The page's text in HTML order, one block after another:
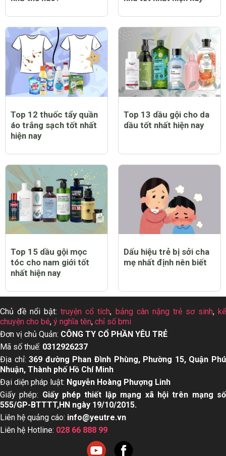
Top 12 thuốc tẩy quần
áo trắng sạch tốt nhất
hiện nay
Top 13 dầu gội cho da
dầu tốt nhất hiện nay
Top 15 dầu gội mọc
tóc cho nam giới tốt
nhất hiện nay
Dấu hiệu trẻ bị sởi cha
mẹ nhất định nên biết
Chủ đề nổi bật:truyện cổ tích, bảng cân nặng trẻ sơ sinh, kể
chuyện cho bé, ý nghĩa tên, chỉ số bmi
Đơn vị chủ Quản: CÔNG TY CỔ PHẦN YÊU TRẺ
Mã số thuế: 0312926237
Địa chỉ:369 đường Phan Đình Phùng, Phường 15, Quận Phú
Nhuận, Thành phố Hồ Chí Minh
Đại diện pháp luật: Nguyễn Hoàng Phượng Linh
Giấy phép: Giấy phép thiết lập mạng xã hội trên mạng số
555/GP-BTTTT,HN ngày 19/10/2015.
Liên hệ quảng cáo: info@yeutre.vn
Liên hệ Hotline: 028 66 888 99